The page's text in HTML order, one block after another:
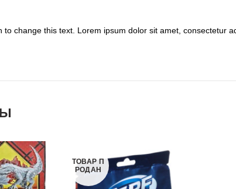
to change this text. Lorem ipsum dolor sit amet, consectetur
ТОВАР П
РОДАН